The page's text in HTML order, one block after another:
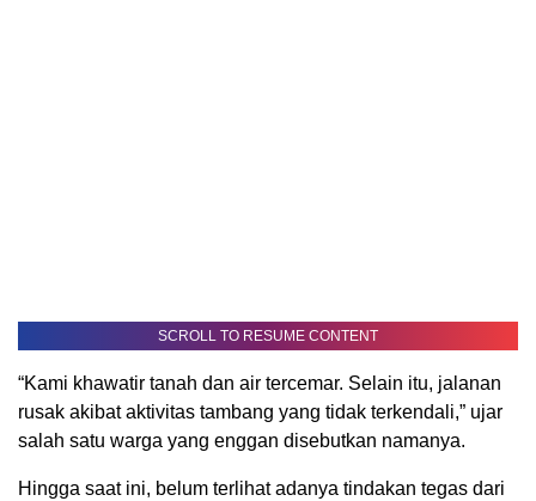
SCROLL TO RESUME CONTENT
“Kami khawatir tanah dan air tercemar. Selain itu, jalanan
rusak akibat aktivitas tambang yang tidak terkendali,” ujar
salah satu warga yang enggan disebutkan namanya.
Hingga saat ini, belum terlihat adanya tindakan tegas dari